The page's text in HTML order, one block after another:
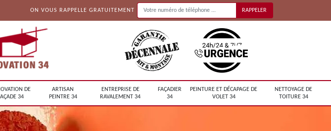
ON VOUS RAPPELLE GRATUITEMENT
DE
34
ARTISAN
PEINTRE 34
ENTREPRISE DE
RAVALEMENT 34
FAÇADIER
34
PEINTURE ET DÉCAPAGE DE
VOLET 34
NETTOYAGE DE
TOITURE 34